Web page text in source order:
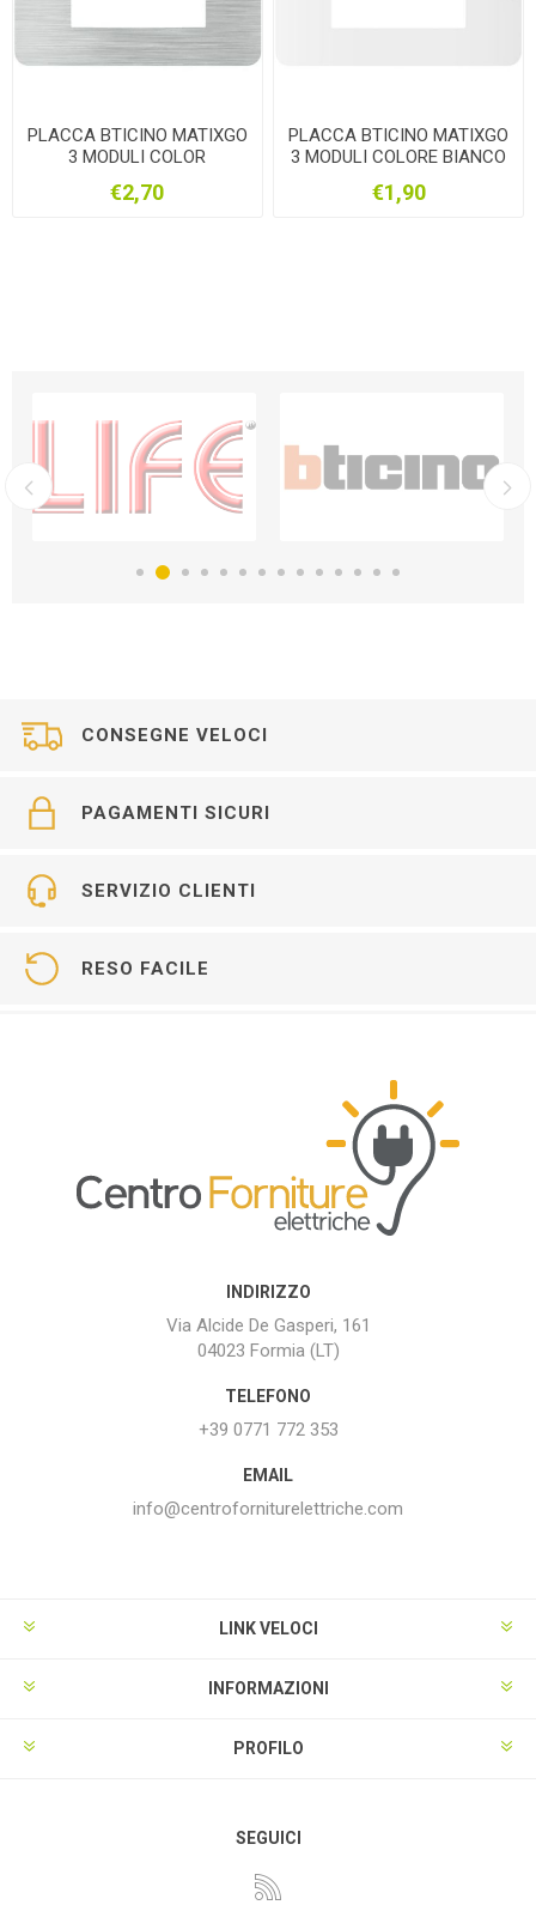
PLACCA BTICINO MATIXGO
3 MODULI COLOR
€2,70
PLACCA BTICINO MATIXGO
3 MODULI COLORE BIANCO
€1,90
CONSEGNE VELOCI
PAGAMENTI SICURI
SERVIZIO CLIENTI
RESO FACILE
INDIRIZZO
Via Alcide De Gasperi, 161
04023 Formia (LT)
TELEFONO
+39 0771 772 353
EMAIL
info@centroforniturelettriche.com
LINK VELOCI
INFORMAZIONI
PROFILO
SEGUICI